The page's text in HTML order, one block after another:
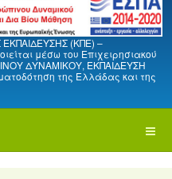
(ΚΠΕ) –
μέσω του Επιχειρησιακού
ΔΥΝΑΜΙΚΟΥ, ΕΚΠΑΙΔΕΥΣΗ
της Ελλάδας και της